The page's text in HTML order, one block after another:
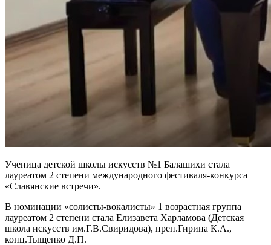
Ученица детской школы искусств №1 Балашихи стала
лауреатом 2 степени международного фестиваля-конкурса
«Славянские встречи».
В номинации «солисты-вокалисты» 1 возрастная группа
лауреатом 2 степени стала Елизавета Харламова (Детская
школа искусств им.Г.В.Свиридова), преп.Гирина К.А.,
конц.Тыщенко Д.П.